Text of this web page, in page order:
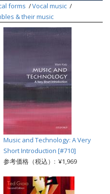
forms
Vocal music
& their music
Music and Technology: A Very
Short Introduction [#710]
参考価格（税込）: ¥1,969